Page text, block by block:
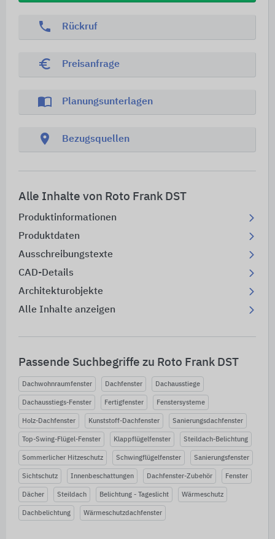
phone Rückruf
euro_symbol Preisanfrage
import_contacts Planungsunterlagen
location_on Bezugsquellen
Alle Inhalte von Roto Frank DST
Produktinformationen
Produktdaten
Ausschreibungstexte
CAD-Details
Architekturobjekte
Alle Inhalte anzeigen
Passende Suchbegriffe zu Roto Frank DST
Dachwohnraumfenster Dachfenster Dachausstiege
Dachausstiegs-Fenster Fertigfenster Fenstersysteme
Holz-Dachfenster Kunststoff-Dachfenster Sanierungsdachfenster
Top-Swing-Flügel-Fenster Klappflügelfenster Steildach-Belichtung
Sommerlicher Hitzeschutz Schwingflügelfenster Sanierungsfenster
Sichtschutz Innenbeschattungen Dachfenster-Zubehör Fenster
Dächer Steildach Belichtung - Tageslicht Wärmeschutz
Dachbelichtung Wärmeschutzdachfenster